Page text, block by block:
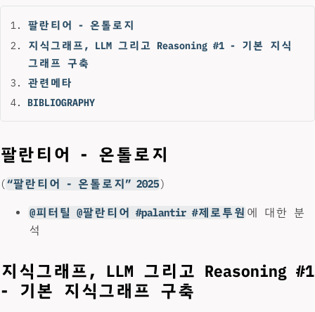
팔란티어 - 온톨로지
지식그래프, LLM 그리고 Reasoning #1 - 기본 지식
그래프 구축
관련메타
BIBLIOGRAPHY
팔란티어 - 온톨로지
(“팔란티어 - 온톨로지” 2025)
@피터틸 @팔란티어 #palantir #제로투원 에 대한 분
석
지식그래프, LLM 그리고 Reasoning #1
- 기본 지식그래프 구축